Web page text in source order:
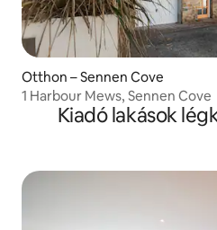
Otthon – Sennen Cove
1 Harbour Mews, Sennen Cove
Kiadó lakások